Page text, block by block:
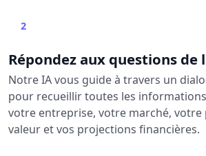
2
Répondez aux questions de
Notre IA vous guide à travers un
pour recueillir toutes les
votre entreprise, votre marché,
valeur et vos projections financières.